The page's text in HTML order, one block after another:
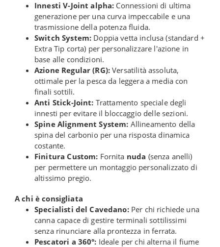
Innesti V-Joint alpha: Connessioni di ultima
generazione per una curva impeccabile e una
trasmissione della potenza fluida.
Switch System: Doppia vetta inclusa (standard +
Extra Tip corta) per personalizzare l'azione in
base alle condizioni.
Azione Regular (RG): Versatilità assoluta,
ottimale per la pesca da leggera a media con
finali sottili.
Anti Stick-Joint: Trattamento speciale degli
innesti per evitare il bloccaggio delle sezioni.
Spine Alignment System: Allineamento della
spina del carbonio per una risposta dinamica
costante.
Finitura Custom: Fornita nuda (senza anelli)
per permettere un montaggio personalizzato di
altissimo pregio.
A chi è consigliata
Specialisti del Cavedano:Per chi richiede una
canna capace di gestire terminali sottilissimi
senza rinunciare alla prontezza in ferrata.
Pescatori a 360°: Ideale per chi alterna il fiume